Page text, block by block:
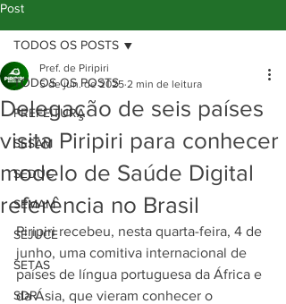
Post
TODOS OS POSTS
PREFEITURA
SESAM
SEDUC
SEMAM
SEJUCE
SETAS
SDR
TODOS OS POSTS
Delegação de seis países
visita Piripiri para conhecer
modelo de Saúde Digital
referência no Brasil
Pref. de Piripiri
5 de jun. de 2025 2 min de leitura
Piripiri recebeu, nesta quarta-feira, 4 de
junho, uma comitiva internacional de
países de língua portuguesa da África e
da Ásia, que vieram conhecer o